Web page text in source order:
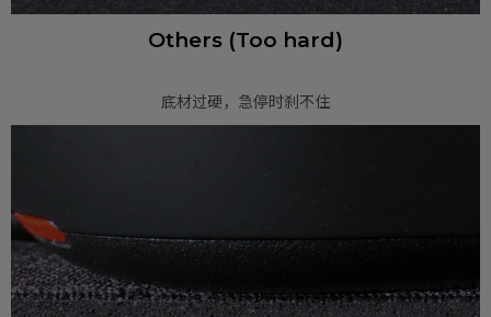
Others (Too hard)
底材过硬，急停时刹不住